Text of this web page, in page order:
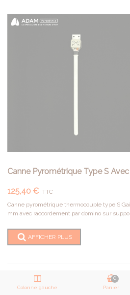
Canne Pyrométrique Type S
125,40 € TTC
Canne pyrométrique thermocouple type S
mm avec raccordement par domino sur
AFFICHER PLUS
Colonne gauche Panier
0